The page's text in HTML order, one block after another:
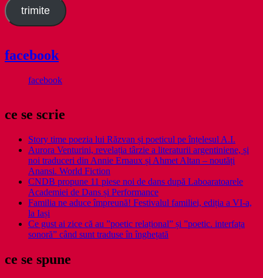
trimite
facebook
facebook
ce se scrie
Story time poezia lui Răzvan și poeticul pe înțelesul A.I.
Aurora Venturini, revelația târzie a literaturii argentiniene, și
noi traduceri din Annie Ernaux și Ahmet Altan – noutăți
Anansi. World Fiction
CNDB propune 11 piese noi de dans după Laboaratoarele
Academiei de Dans și Performance
Familia ne aduce împreună! Festivalul familiei, ediția a VI-a,
la Iași
Ce gust ai zice că au ”poetic relațional” și ”poetic. interfața
sonoră” când sunt traduse în înghețată
ce se spune